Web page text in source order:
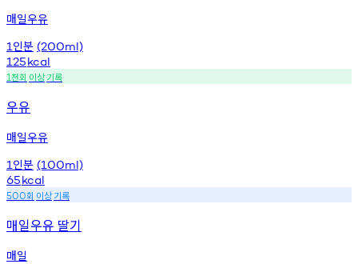
매일우유
1 인분 (200ml)
125kcal
1천회 이상기록
우유
매일우유
1 인분 (100ml)
65kcal
500회 이상기록
매일우유 딸기
매일